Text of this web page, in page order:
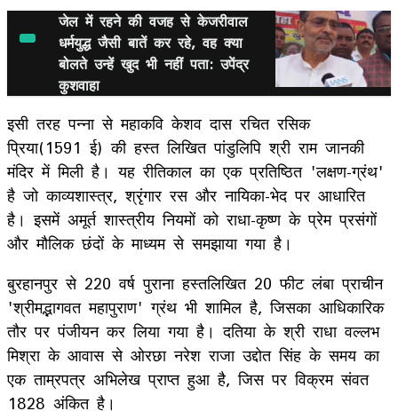
जेल में रहने की वजह से केजरीवाल
धर्मयुद्ध जैसी बातें कर रहे, वह क्या
बोलते उन्हें खुद भी नहीं पता: उपेंद्र
कुशवाहा
इसी तरह पन्ना से महाकवि केशव दास रचित रसिक
प्रिया(1591 ई) की हस्त लिखित पांडुलिपि श्री राम जानकी
मंदिर में मिली है। यह रीतिकाल का एक प्रतिष्ठित 'लक्षण-ग्रंथ'
है जो काव्यशास्त्र, श्रृंगार रस और नायिका-भेद पर आधारित
है। इसमें अमूर्त शास्त्रीय नियमों को राधा-कृष्ण के प्रेम प्रसंगों
और मौलिक छंदों के माध्यम से समझाया गया है।
बुरहानपुर से 220 वर्ष पुराना हस्तलिखित 20 फीट लंबा प्राचीन
'श्रीमद्भागवत महापुराण' ग्रंथ भी शामिल है, जिसका आधिकारिक
तौर पर पंजीयन कर लिया गया है। दतिया के श्री राधा वल्लभ
मिश्रा के आवास से ओरछा नरेश राजा उद्दोत सिंह के समय का
एक ताम्रपत्र अभिलेख प्राप्त हुआ है, जिस पर विक्रम संवत
1828 अंकित है।